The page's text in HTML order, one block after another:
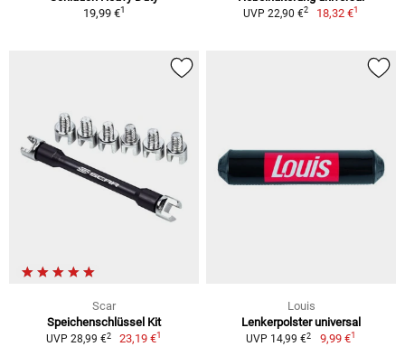
19,99 €1 UVP 22,90 €2 18,32 €1
Scar
Speichenschlüssel Kit
UVP 28,99 €2 23,19 €1
Louis
Lenkerpolster universal
UVP 14,99 €2 9,99 €1